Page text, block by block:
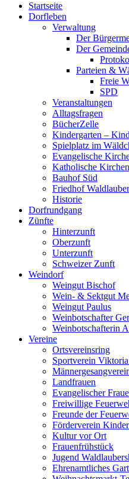
oben
scrollen
Startseite
Dorfleben
Verwaltung
Der
Der
Parteien &
Freie
SPD
Veranstaltungen
Alltagsfragen
BücherZelle
Kindergarten –
Spielplatz im
Evangelische
Katholische
Bauhof Süd
Friedhof
Historie
Dorfrundgang
Zünfte
Hinterzunft
Oberzunft
Unterzunft
Schweizer Zunft
Weindorf
Weingut Bischof
Wein- & Sektgut
Weingut Paulus
Weinbotschafter
Weinbotschafterin
Vereine
Ortsvereinsring
Sportverein
Landfrauen
Evangelischer
Freiwillige
Freunde der
Förderverein
Kultur vor Ort
Frauenfrühstück
Jugend
Ehrenamtliches